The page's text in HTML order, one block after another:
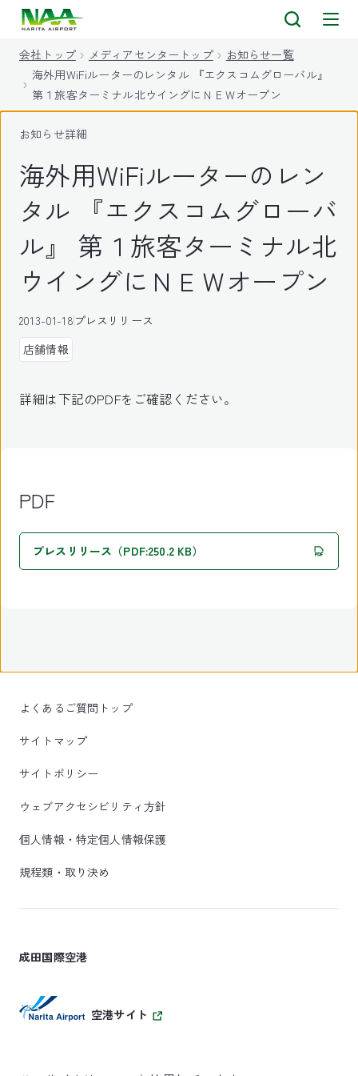
会社トップ メディアセンタートップ
お知らせ一覧
海外用WiFiルーターのレンタル 『エクスコムグローバル』
第１旅客ターミナル北ウイングにＮＥＷオープン
お知らせ詳細
海外用WiFiルーターのレン
タル 『エクスコムグローバ
ル』 第１旅客ターミナル北
ウイングにＮＥＷオープン
2013-01-18プレスリリース
店舗情報
詳細は下記のPDFをご確認ください。
PDF
プレスリリース（PDF:250.2 KB）
よくあるご質問トップ
サイトマップ
サイトポリシー
ウェブアクセシビリティ方針
個人情報・特定個人情報保護
規程類・取り決め
成田国際空港
空港サイト